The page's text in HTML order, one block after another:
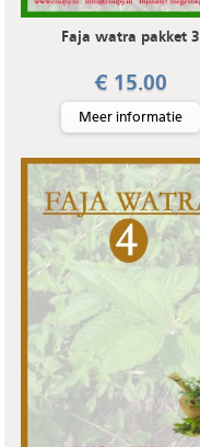
Faja watra pakket 3
€ 15.00
Meer informatie